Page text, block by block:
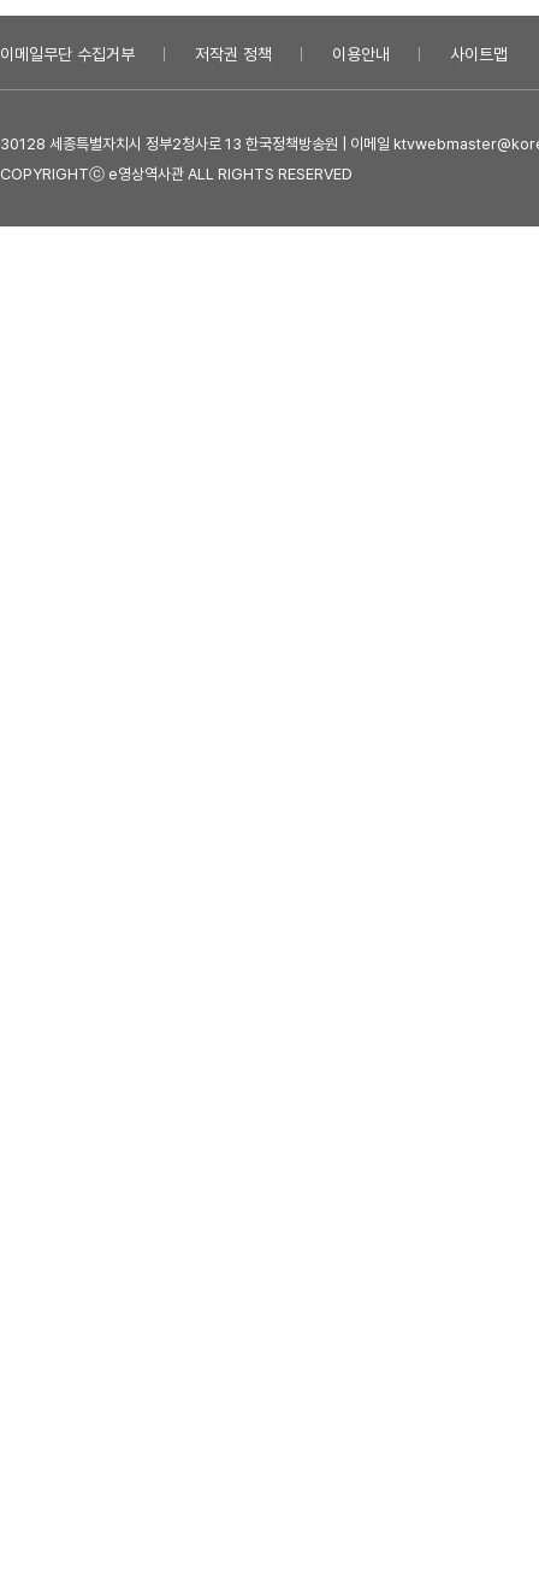
이메일무단 수집거부 저작권 정책 이용안내 사이트맵
30128 세종특별자치시 정부2청사로 13 한국정책방송원 | 이메일
COPYRIGHTⓒ e영상역사관 ALL RIGHTS RESERVED